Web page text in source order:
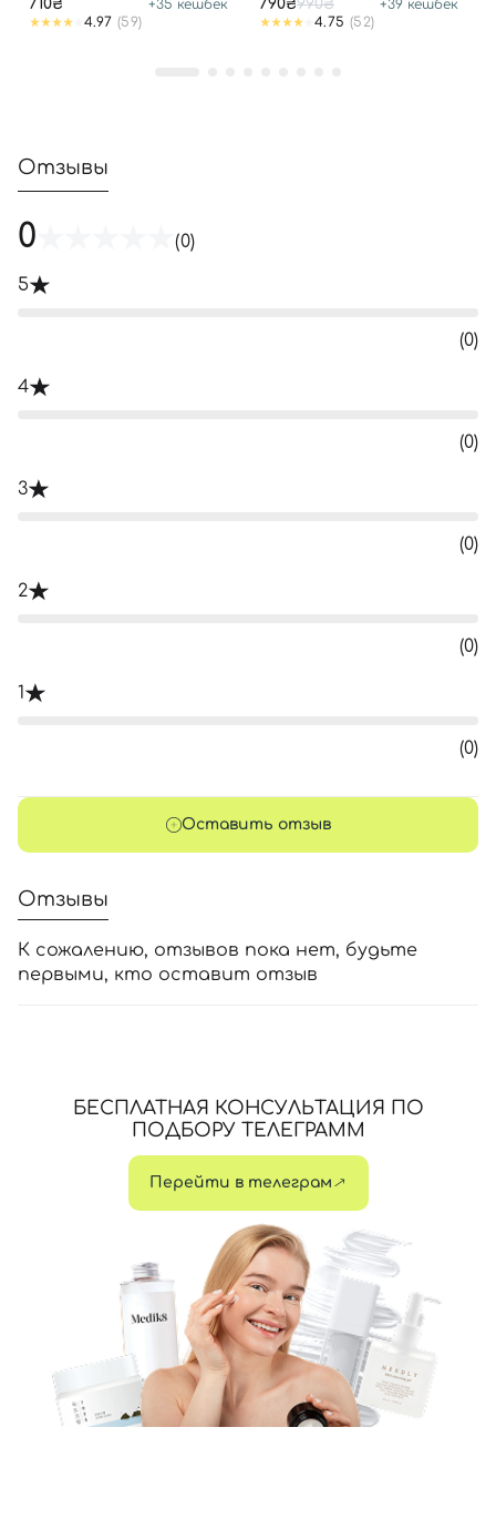
710₴ +35 кешбек
4.97 (59)
790₴990₴ +39 кешбек
4.75 (52)
Отзывы
0 (0)
5
(0)
4
(0)
3
(0)
2
(0)
1
(0)
Оставить отзыв
Отзывы
К сожалению, отзывов пока нет, будьте
первыми, кто оставит отзыв
БЕСПЛАТНАЯ КОНСУЛЬТАЦИЯ ПО
ПОДБОРУ ТЕЛЕГРАММ
Перейти в телеграм